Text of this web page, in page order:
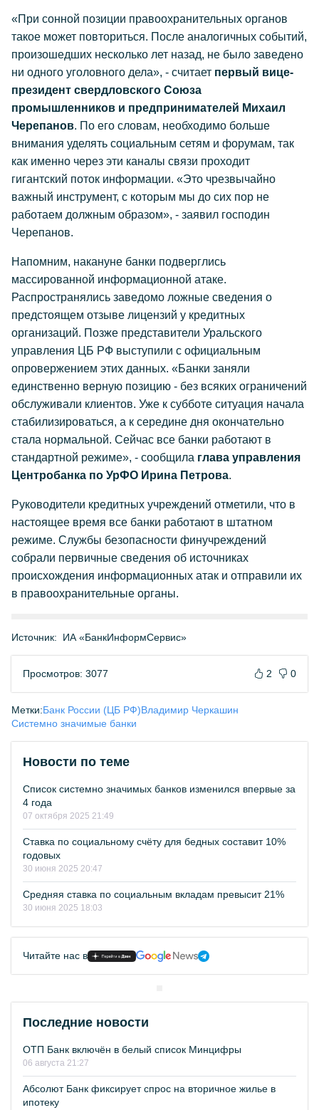
«При сонной позиции правоохранительных органов
такое может повториться. После аналогичных событий,
произошедших несколько лет назад, не было заведено
ни одного уголовного дела», - считает первый вице-
президент свердловского Союза
промышленников и предпринимателей Михаил
Черепанов. По его словам, необходимо больше
внимания уделять социальным сетям и форумам, так
как именно через эти каналы связи проходит
гигантский поток информации. «Это чрезвычайно
важный инструмент, с которым мы до сих пор не
работаем должным образом», - заявил господин
Черепанов.
Напомним, накануне банки подверглись
массированной информационной атаке.
Распространялись заведомо ложные сведения о
предстоящем отзыве лицензий у кредитных
организаций. Позже представители Уральского
управления ЦБ РФ выступили с официальным
опровержением этих данных. «Банки заняли
единственно верную позицию - без всяких ограничений
обслуживали клиентов. Уже к субботе ситуация начала
стабилизироваться, а к середине дня окончательно
стала нормальной. Сейчас все банки работают в
стандартной режиме», - сообщила глава управления
Центробанка по УрФО Ирина Петрова.
Руководители кредитных учреждений отметили, что в
настоящее время все банки работают в штатном
режиме. Службы безопасности финучреждений
собрали первичные сведения об источниках
происхождения информационных атак и отправили их
в правоохранительные органы.
Источник: ИА «БанкИнформСервис»
Просмотров: 3077 2 0
Метки:Банк России (ЦБ РФ)Владимир Черкашин
Системно значимые банки
Новости по теме
Список системно значимых банков изменился впервые за
4 года
07 октября 2025 21:49
Ставка по социальному счёту для бедных составит 10%
годовых
30 июня 2025 20:47
Средняя ставка по социальным вкладам превысит 21%
30 июня 2025 18:03
Читайте нас в
Последние новости
ОТП Банк включён в белый список Минцифры
06 августа 21:27
Абсолют Банк фиксирует спрос на вторичное жилье в
ипотеку